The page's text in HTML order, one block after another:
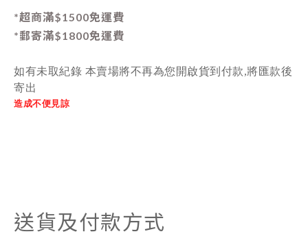
*超商滿$1500免運費
*郵寄滿$1800免運費
如有未取紀錄 本賣場將不再為您開啟貨到付款,將匯款後
寄出
造成不便見諒
送貨及付款方式